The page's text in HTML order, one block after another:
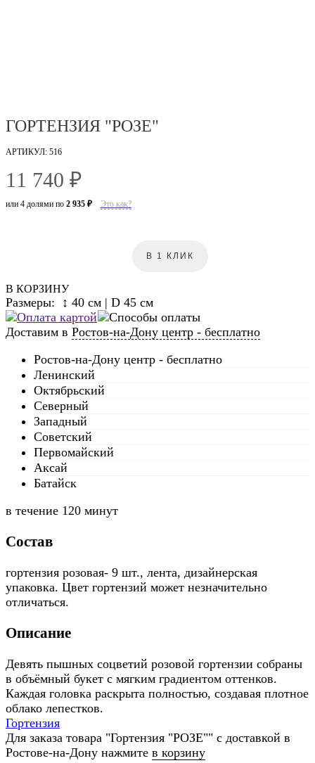
ГОРТЕНЗИЯ "РОЗЕ"
АРТИКУЛ: 516
11 740 ₽
или 4 долями по 2 935 ₽ Это как?
В КОРЗИНУ
В 1 КЛИК
Размеры: ↕ 40 см | D 45 см
Доставим в Ростов-на-Дону центр - бесплатно
Ростов-на-Дону центр - бесплатно
Ленинский
Октябрьский
Северный
Западный
Советский
Первомайский
Аксай
Батайск
в течение 120 минут
Состав
гортензия розовая- 9 шт., лента, дизайнерская
упаковка. Цвет гортензий может незначительно
отличаться.
Описание
Девять пышных соцветий розовой гортензии собраны
в объёмный букет с мягким градиентом оттенков.
Каждая головка раскрыта полностью, создавая плотное
облако лепестков.
Гортензия
Для заказа товара "Гортензия "РОЗЕ"" с доставкой в
Ростове-на-Дону нажмите в корзину